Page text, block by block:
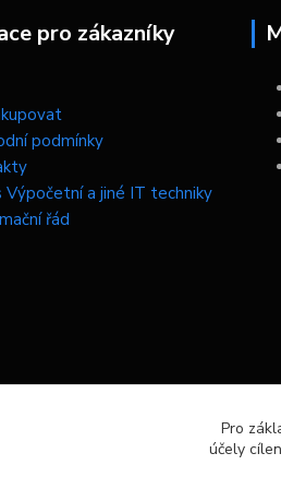
pro zákazníky
podmínky
Výpočetní a jiné IT techniky
řád
Pro
účely